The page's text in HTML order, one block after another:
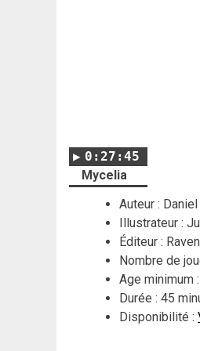
0:27:45
Mycelia
Auteur :
Illustrateur :
Éditeur :
Nombre de
Age minimum
Durée : 45
Disponibilité :